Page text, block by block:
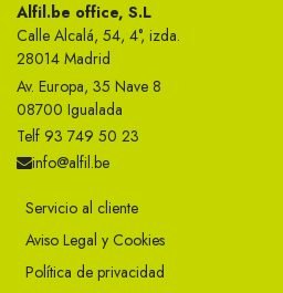
Alfil.be office, S.L
Calle Alcalá, 54, 4°, izda.
28014 Madrid
Av. Europa, 35 Nave 8
08700 Igualada
Telf 93 749 50 23
info@alfil.be
Servicio al cliente
Aviso Legal y Cookies
Política de privacidad